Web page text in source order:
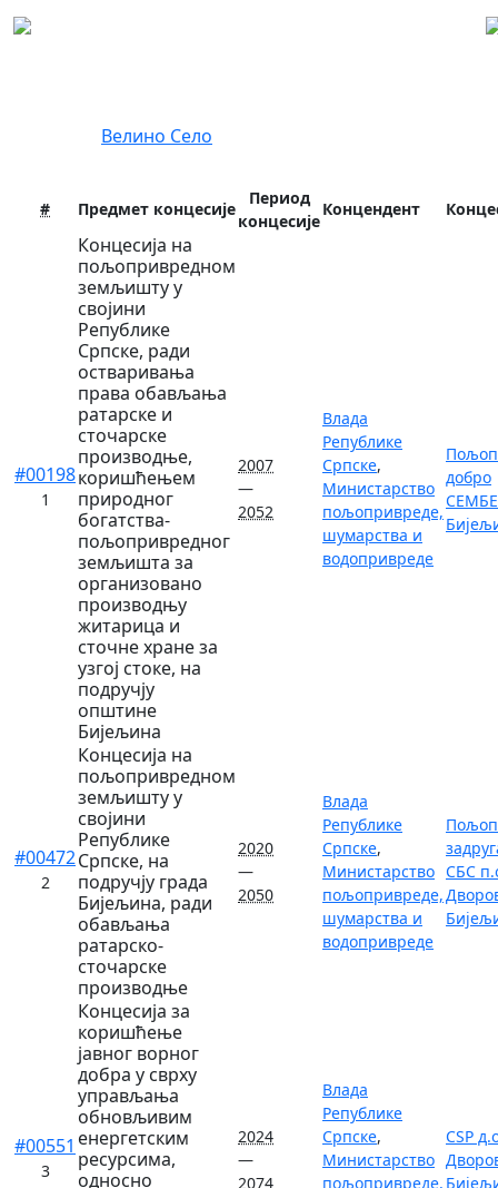
Велино Село
# Предмет концесије
Период
концесије
Концендент
#00198
1
Концесија на
пољопривредном
земљишту у
својини
Републике
Српске, ради
остваривања
права обављања
ратарске и
сточарске
производње,
коришћењем
природног
богатства-
пољопривредног
земљишта за
организовано
производњу
житарица и
сточне хране за
узгој стоке, на
подручју
општине
Бијељина
2007
—
2052
Влада
Републике
Српске,
Министарство
пољопривреде,
шумарства и
водопривреде
добро
#00472
2
Концесија на
пољопривредном
земљишту у
својини
Републике
Српске, на
подручју града
Бијељина, ради
обављања
ратарско-
сточарске
производње
2020
—
2050
Влада
Републике
Српске,
Министарство
пољопривреде,
шумарства и
водопривреде
СБС
#00551
3
Концесија за
коришћење
јавног ворног
добра у сврху
управљања
обновљивим
енергетским
ресурсима,
односно
2024
—
2074
Влада
Републике
Српске,
Министарство
пољопривреде,
CSP